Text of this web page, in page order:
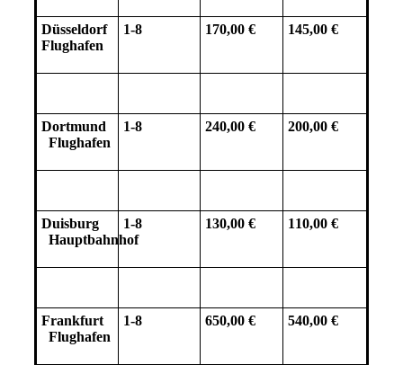
Düsseldorf
Flughafen
1-8 170,00 € 145,00 €
Dortmund
Flughafen
1-8 240,00 € 200,00 €
Duisburg
Hauptbahnhof
1-8 130,00 € 110,00 €
Frankfurt
Flughafen
1-8 650,00 € 540,00 €